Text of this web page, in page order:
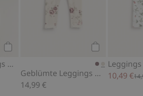
Geblümte Leggings mit Schmetterlingen
Geblümte Leggings mit Rüschen
14,99 €
10,49 €